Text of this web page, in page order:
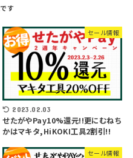
セール情報
2023.02.03
せたがやPay10%還元!!更にむねち
かはマキタ,HiKOKI工具2割引!!
セール情報